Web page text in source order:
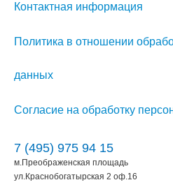
Контактная информация
Политика в отношении
данных
Согласие на обработку
7 (495) 975 94 15
м.Преображенская площадь
ул.Краснобогатырская 2 оф.16